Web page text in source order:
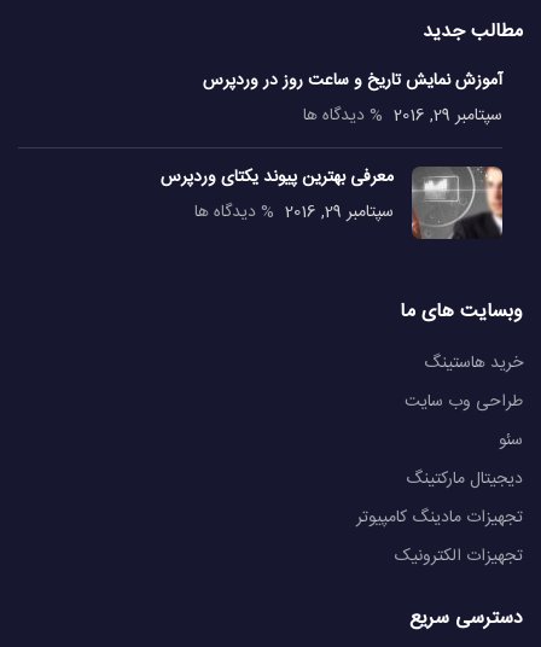
مطالب جدید
آموزش نمایش تاریخ و ساعت روز در وردپرس
سپتامبر 29, 2016
% دیدگاه ها
معرفی بهترین پیوند یکتای وردپرس
سپتامبر 29, 2016
% دیدگاه ها
وبسایت های ما
خرید هاستینگ
طراحی وب سایت
سئو
دیجیتال مارکتینگ
تجهیزات مادینگ کامپیوتر
تجهیزات الکترونیک
دسترسی سریع